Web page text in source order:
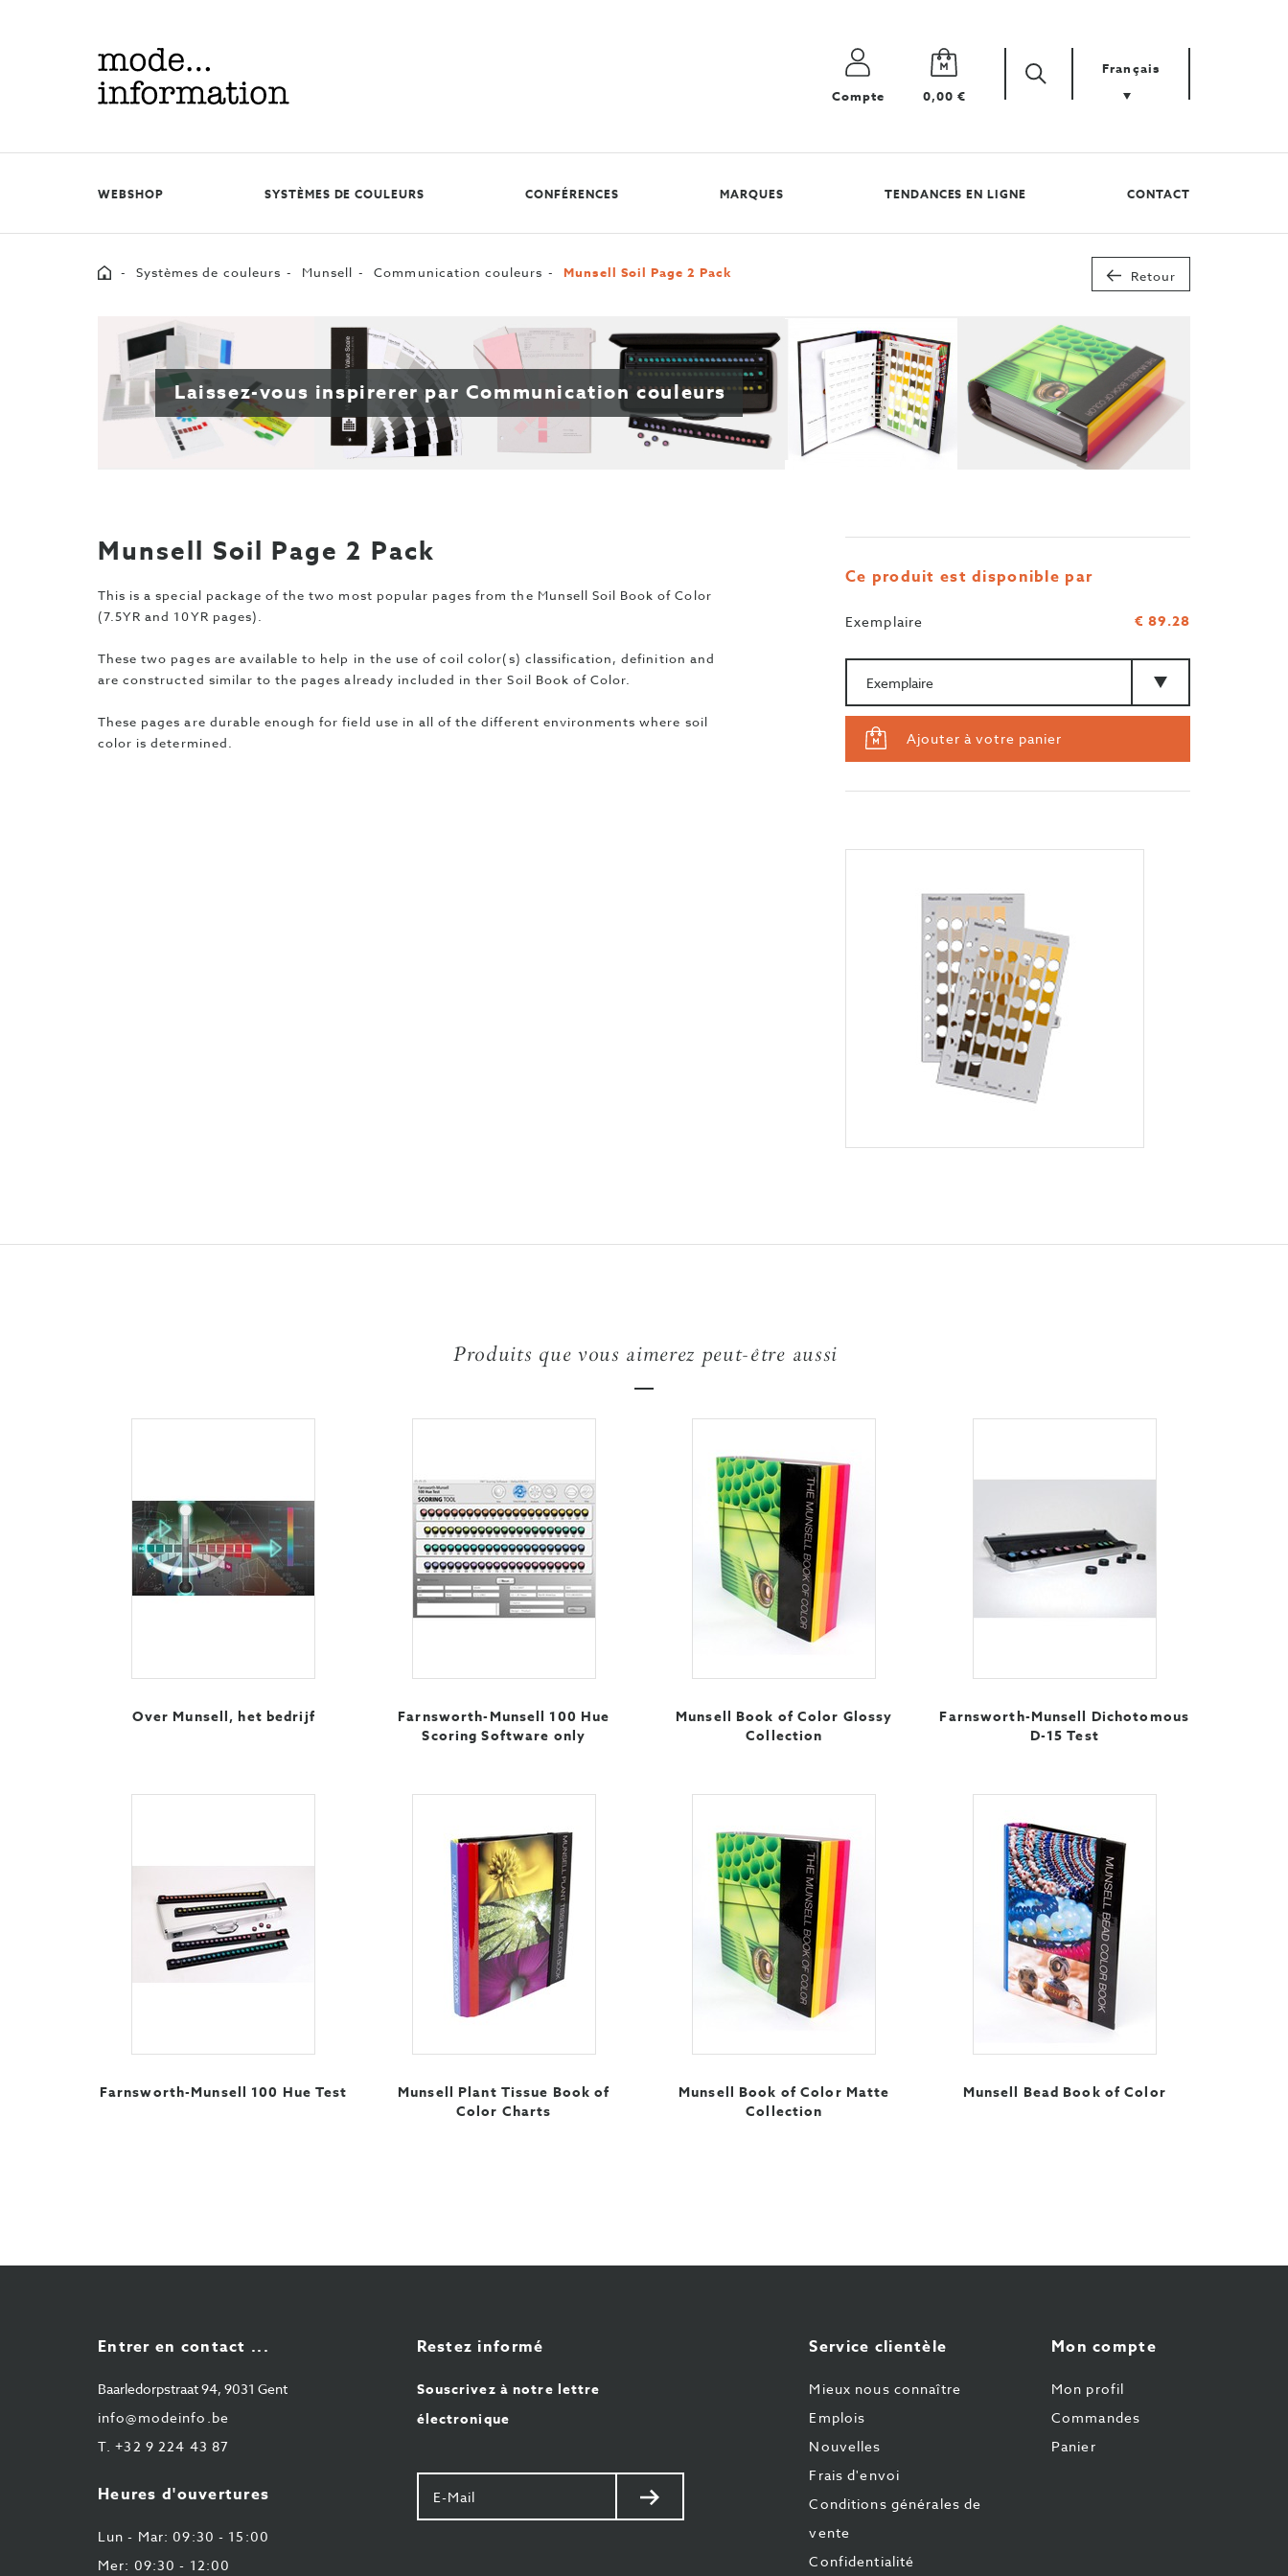
Mode
information
Compte 0,00 €
Cherchez
votre
Zoek Français
WEBSHOP SYSTÈMES DE COULEURS CONFÉRENCES MARQUES TENDANCES EN LIGNE CONTACT
HomeSystèmes de couleurs Munsell Communication couleurs Munsell Soil Page 2 Pack Retour
Laissez-vous inspirerer par Communication couleurs
Munsell Soil Page 2 Pack
This is a special package of the two most popular pages from the Munsell Soil Book of Color
(7.5YR and 10YR pages).
These two pages are available to help in the use of coil color(s) classification, definition and
are constructed similar to the pages already included in ther Soil Book of Color.
These pages are durable enough for field use in all of the different environments where soil
color is determined.
Ce produit est disponible par
Exemplaire
€ 89.28
Ajouter à votre panier
Produits que vous aimerez peut-être aussi
Over Munsell, het bedrijf
Farnsworth-Munsell 100 Hue
Scoring Software only
Munsell Book of Color Glossy
Collection
Farnsworth-Munsell Dichotomous
D-15 Test
Farnsworth-Munsell 100 Hue Test
Munsell Plant Tissue Book of
Color Charts
Munsell Book of Color Matte
Collection
Munsell Bead Book of Color
Entrer en contact ...
Baarledorpstraat 94, 9031 Gent
info@modeinfo.be
T.+32 9 224 43 87
Heures d'ouvertures
Lun - Mar: 09:30 - 15:00
Mer: 09:30 - 12:00
Restez informé
Souscrivez à notre lettre
électronique
Votre
mail
Envoyer
Service clientèle
Mieux nous connaître
Emplois
Nouvelles
Frais d'envoi
Conditions générales de
vente
Confidentialité
Mon compte
Mon profil
Commandes
Panier